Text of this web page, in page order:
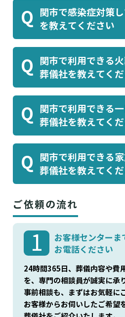
岐阜葬祭 関斎場 、(株)岐
東貸上斎場 、岐阜葬祭
関等がよく利用されてお
Q
関市で感染症対策
を教えてください
アルファクラブ株式会社
が感染症対策を行った葬
す。葬儀屋さんでご案内
Q
関市で利用できる
葬儀社を教えてく
アルファクラブ株式会社
などがあります。葬儀屋
す。
Q
関市で利用できる
葬儀社を教えてく
アルファクラブ株式会社
などがあります。葬儀屋
す。
Q
関市で利用できる
葬儀社を教えてく
有限会社得重のプラン
クラブ株式会社
ります。葬儀屋さんでご
ご依頼の流れ
1
お客様センターま
お電話ください
24時間365日、葬儀内容や費
を、専門の相談員が誠実に承
事前相談も、まずはお気軽に
お客様からお伺いしたご希望